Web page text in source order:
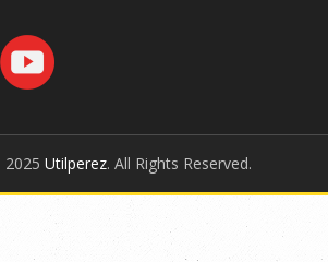
Utilperez. All Rights Reserved.